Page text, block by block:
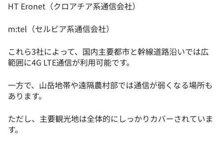
HT Eronet（クロアチア系通信会社）
m:tel（セルビア系通信会社）
これら3社によって、国内主要都市と幹線道路沿いでは広
範囲に4G LTE通信が利用可能です。
一方で、山岳地帯や遠隔農村部では通信が弱くなる場所も
あります。
ただし、主要観光地は全体的にしっかりカバーされていま
す。